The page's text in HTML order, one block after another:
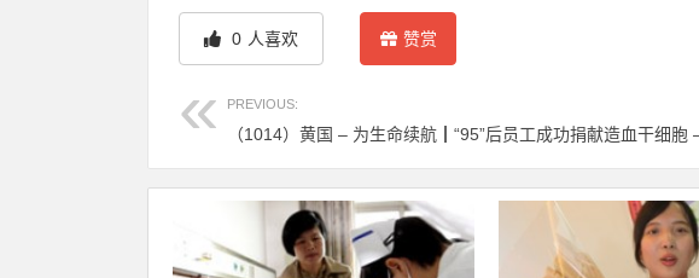
0 人喜欢 赞赏
PREVIOUS: